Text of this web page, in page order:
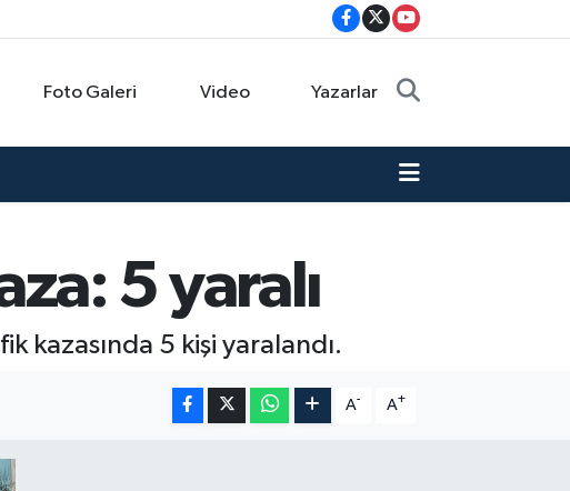
Foto Galeri Video Yazarlar
5 yaralı
kazasında 5 kişi yaralandı.
A- A+